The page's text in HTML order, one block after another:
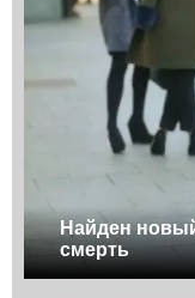
Найден
смерть